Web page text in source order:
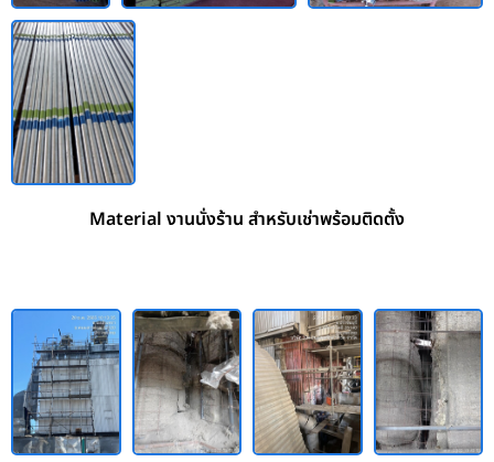
Material งานนั่งร้าน สำหรับเช่าพร้อมติดตั้ง